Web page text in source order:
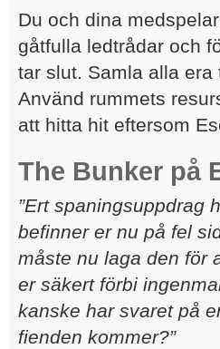
Du och dina
gåtfulla ledtrådar och
tar slut. Samla alla
Använd rummets
att hitta hit eftersom
The Bunker på
”Ert spaningsuppdrag
befinner er nu på fel
måste nu laga den för
er säkert förbi
kanske har svaret på
fienden kommer?”